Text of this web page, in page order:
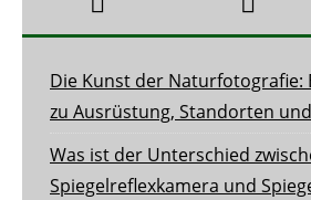
Die Kunst der Naturfotografie:
zu Ausrüstung, Standorten
Was ist der Unterschied
Spiegelreflexkamera und